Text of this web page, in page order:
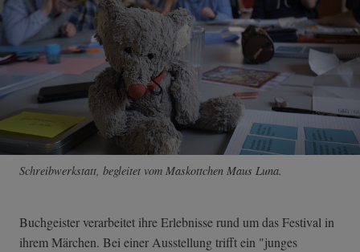
Schreibwerkstatt, begleitet vom Maskottchen Maus Luna.
Buchgeister verarbeitet ihre Erlebnisse rund um das Festival in
ihrem Märchen. Bei einer Ausstellung trifft ein "junges